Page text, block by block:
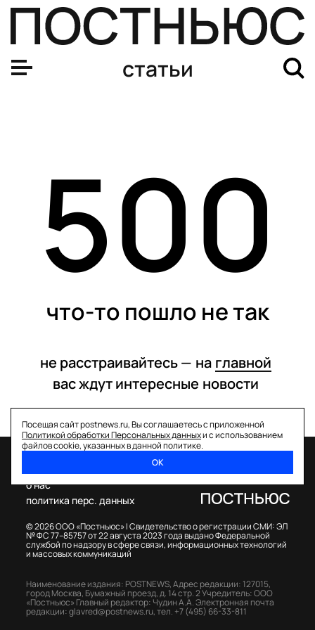
статьи
500
что-то пошло не так
не расстраивайтесь — на главной
вас ждут интересные новости
Посещая сайт postnews.ru, Вы соглашаетесь с приложенной
Политикой обработки Персональных данныхи с использованием
файлов cookie, указанных в данной политике.
ОК
© 2026 ООО «Постньюс» |Свидетельство о регистрации СМИ: ЭЛ
№ ФС 77–85757 от 22 августа 2023 года выдано Федеральной
службой по надзору в сфере связи, информационных технологий
и массовых коммуникаций
о нас
политика перс. данных
Наименование издания: POSTNEWS,Адрес редакции: 127015,
город Москва, Бумажный проезд, д. 14 стр. 2Учредитель: ООО
«Постньюс» Главный редактор: Чудин А.А.Электронная почта
редакции:glavred@postnews.ru,тел. +7 (495) 66-33-811